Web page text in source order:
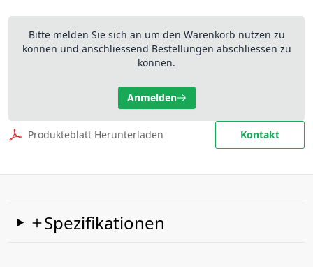
Bitte melden Sie sich an um den Warenkorb nutzen zu
können und anschliessend Bestellungen abschliessen zu
können.
Anmelden
Produkteblatt Herunterladen Kontakt
Spezifikationen